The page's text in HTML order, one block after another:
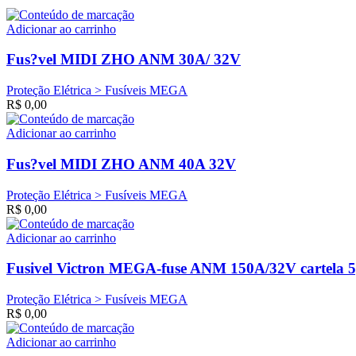
Adicionar ao carrinho
Fus?vel MIDI ZHO ANM 30A/ 32V
Proteção Elétrica > Fusíveis MEGA
R$ 0,00
Adicionar ao carrinho
Fus?vel MIDI ZHO ANM 40A 32V
Proteção Elétrica > Fusíveis MEGA
R$ 0,00
Adicionar ao carrinho
Fusivel Victron MEGA-fuse ANM 150A/32V cartela
Proteção Elétrica > Fusíveis MEGA
R$ 0,00
Adicionar ao carrinho